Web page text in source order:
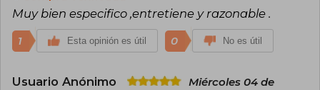
Muy bien especifico ,entretiene y razonable .
1 Esta opinión es útil 0 No es útil
Usuario Anónimo
Miércoles 04 de